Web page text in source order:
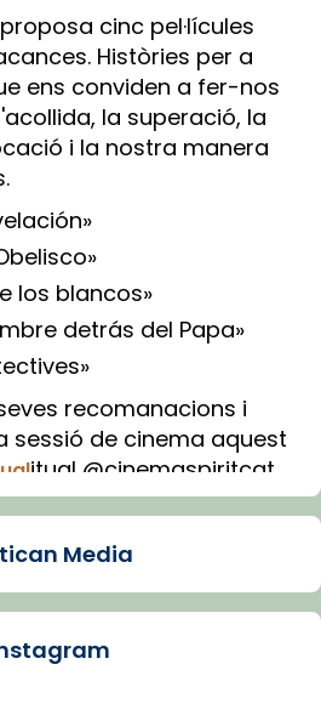
cinc pel·lícules
Històries per a
ens conviden a fer-nos
la superació, la
i la nostra manera
los blancos»
detrás del Papa»
recomanacions i
sessió de cinema aquest
itual @cinemaspiritcat
amb IA (OpenAI)
Barcelona
Media